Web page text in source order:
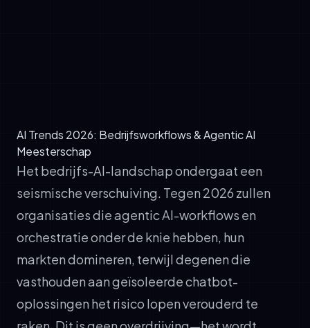
AI Trends 2026: Bedrijfsworkflows & Agentic AI
Meesterschap
Het bedrijfs-AI-landschap ondergaat een
seismische verschuiving. Tegen 2026 zullen
organisaties die agentic AI-workflows en
orchestratie onder de knie hebben, hun
markten domineren, terwijl degenen die
vasthouden aan geïsoleerde chatbot-
oplossingen het risico lopen verouderd te